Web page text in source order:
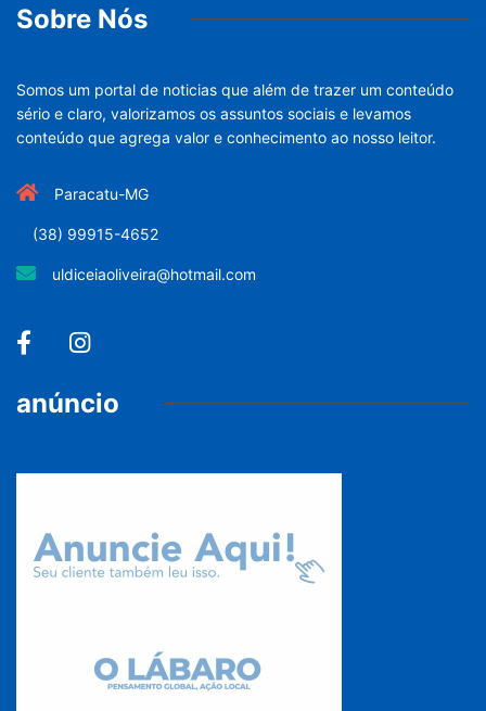
Sobre Nós
Somos um portal de noticias que além de trazer um conteúdo
sério e claro, valorizamos os assuntos sociais e levamos
conteúdo que agrega valor e conhecimento ao nosso leitor.
Paracatu-MG
(38) 99915-4652
uldiceiaoliveira@hotmail.com
anúncio